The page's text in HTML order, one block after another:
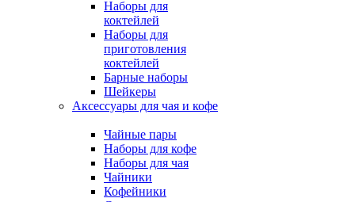
Наборы для
коктейлей
Наборы для
приготовления
коктейлей
Барные наборы
Шейкеры
Аксессуары для чая и кофе
Чайные пары
Наборы для кофе
Наборы для чая
Чайники
Кофейники